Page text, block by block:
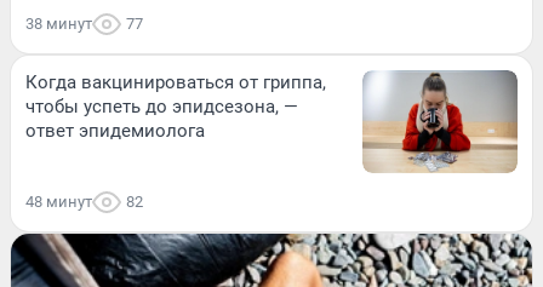
38 минут 77
Когда вакцинироваться от гриппа,
чтобы успеть до эпидсезона, —
ответ эпидемиолога
48 минут 82